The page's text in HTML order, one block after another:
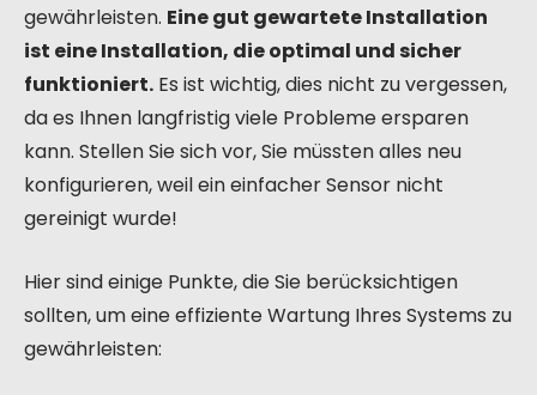
gewährleisten. Eine gut gewartete Installation
ist eine Installation, die optimal und sicher
funktioniert. Es ist wichtig, dies nicht zu vergessen,
da es Ihnen langfristig viele Probleme ersparen
kann. Stellen Sie sich vor, Sie müssten alles neu
konfigurieren, weil ein einfacher Sensor nicht
gereinigt wurde!
Hier sind einige Punkte, die Sie berücksichtigen
sollten, um eine effiziente Wartung Ihres Systems zu
gewährleisten: